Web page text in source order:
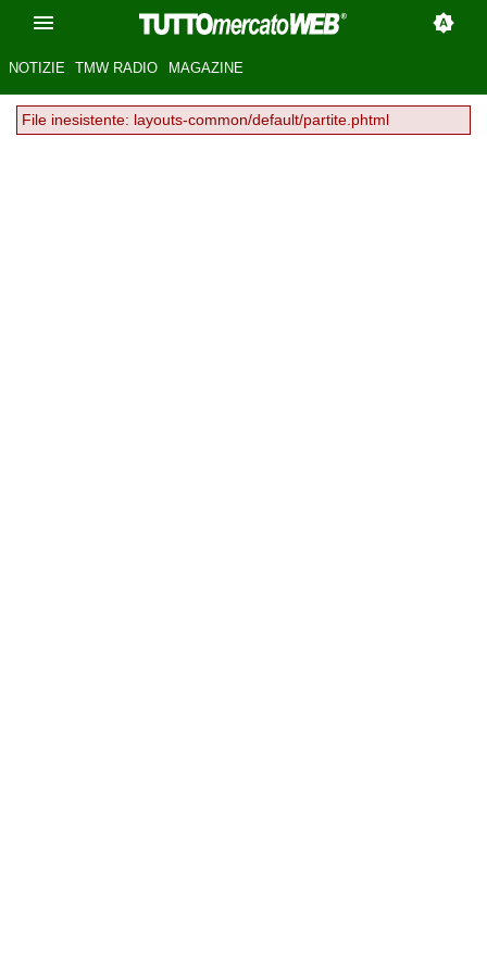
NOTIZIE TMW RADIO MAGAZINE
File inesistente: layouts-common/default/partite.phtml